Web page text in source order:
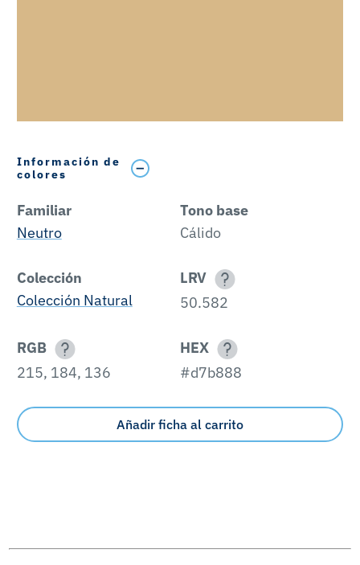
Información de
colores
Familiar
Neutro
Tono base
Cálido
Colección
Colección Natural
LRV
50.582
RGB
215, 184, 136
HEX
#d7b888
Añadir ficha al carrito